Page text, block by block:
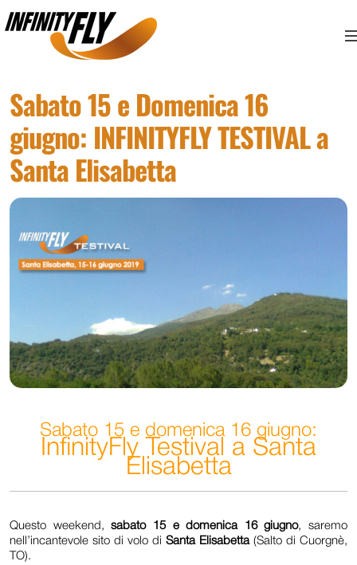
Sabato 15 e Domenica 16
giugno: INFINITYFLY TESTIVAL a
Santa Elisabetta
Sabato 15 e domenica 16 giugno:
InfinityFly Testival a Santa
Elisabetta
Questo weekend,sabato 15 e domenica 16 giugno, saremo
nell’incantevole sito di volo di Santa Elisabetta(Salto di Cuorgnè,
TO).